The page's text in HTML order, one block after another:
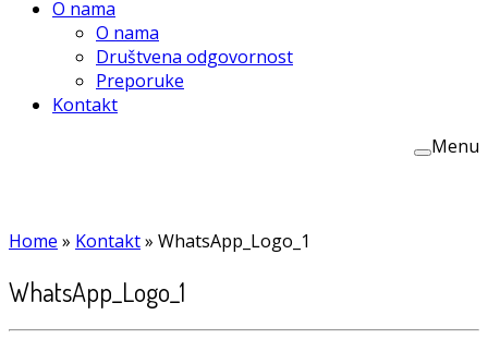
O nama
O nama
Društvena odgovornost
Preporuke
Kontakt
Menu
Home » Kontakt» WhatsApp_Logo_1
WhatsApp_Logo_1